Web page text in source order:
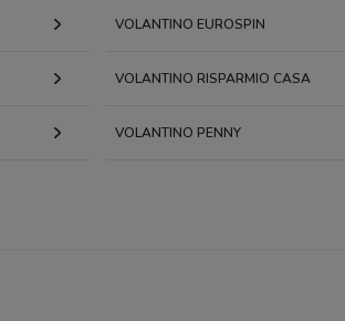
VOLANTINO EUROSPIN
VOLANTINO RISPARMIO CASA
VOLANTINO PENNY